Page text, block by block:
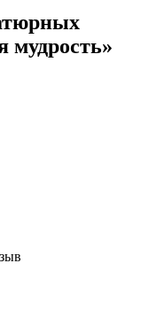
мудрость»